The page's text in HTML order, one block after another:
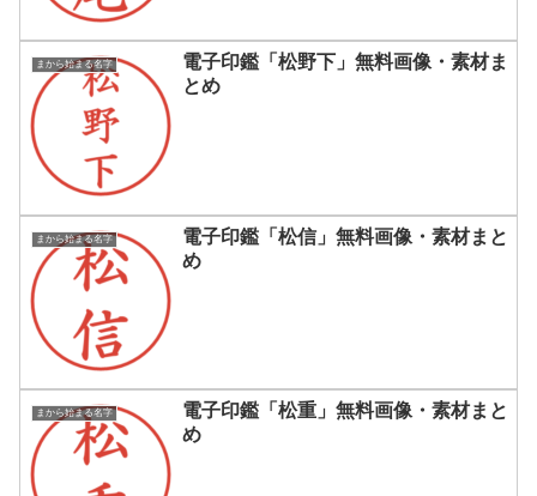
まから始まる名字
電子印鑑「松野下」無料画像・素材ま
とめ
まから始まる名字
電子印鑑「松信」無料画像・素材まと
め
まから始まる名字
電子印鑑「松重」無料画像・素材まと
め